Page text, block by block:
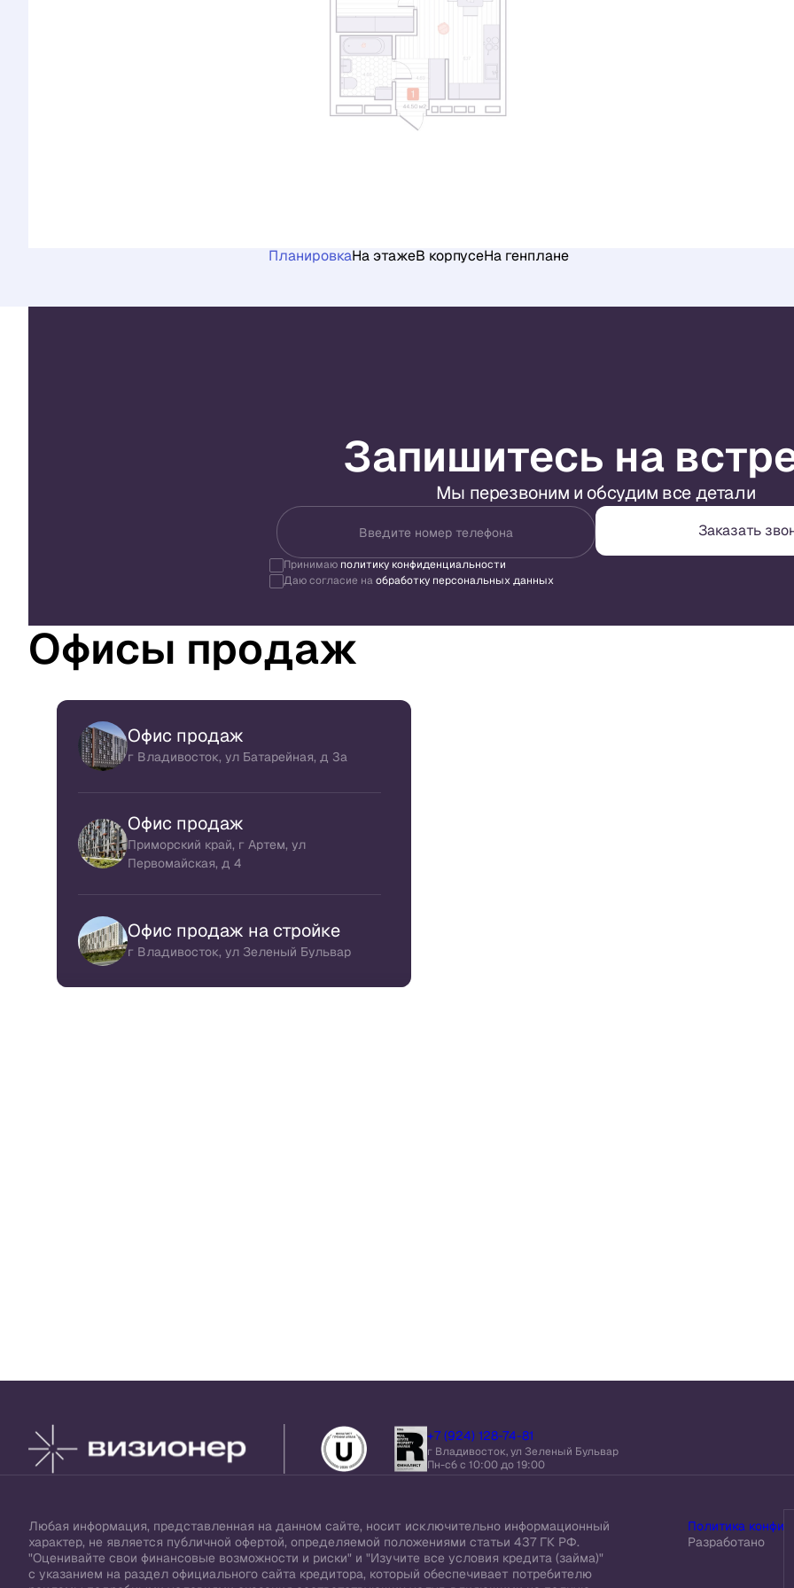
ПланировкаНа этажеВ корпусеНа генплане
Запишитесь на
Мы перезвоним и обсудим все детали
Введите номер телефона Заказать
Принимаю политику конфиденциальности
Даю согласие наобработку персональных данных
Офисы продаж
Офис продаж
г Владивосток, ул Батарейная, д 3а
Офис продаж
Приморский край, г Артем, ул
Первомайская, д 4
Офис продаж на стройке
г Владивосток, ул Зеленый Бульвар
+7 (924) 128-74-81
г Владивосток, ул Зеленый Бульвар
Пн-сб c 10:00 до 19:00
Любая информация, представленная на данном сайте, носит исключительно информационный
характер, не является публичной офертой, определяемой положениями статьи 437 ГК РФ.
"Оценивайте свои финансовые возможности и риски" и "Изучите все условия кредита (займа)"
с указанием на раздел официального сайта кредитора, который обеспечивает потребителю
Политика
Разработано